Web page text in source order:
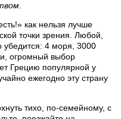
как нельзя лучше
точки зрения. Любой,
убедится: 4 моря, 3000
огромный выбор
Грецию популярной у
ежегодно эту страну
тихо, по-семейному, с